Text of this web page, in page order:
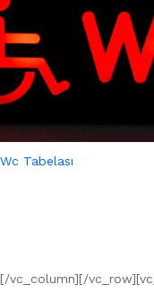
Wc Tabelası
[/vc_column][/